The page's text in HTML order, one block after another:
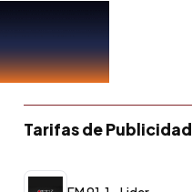
Tarifas de Publicidad